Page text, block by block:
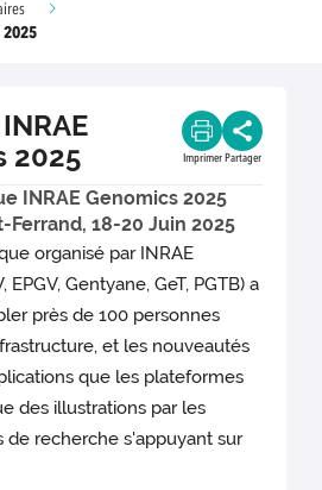
2025
2025
Imprimer Partager
INRAE Genomics 2025
18-20 Juin 2025
organisé par INRAE
EPGV, Gentyane, GeT, PGTB) a
près de 100 personnes
et les nouveautés
que les plateformes
des illustrations par les
de recherche s'appuyant sur